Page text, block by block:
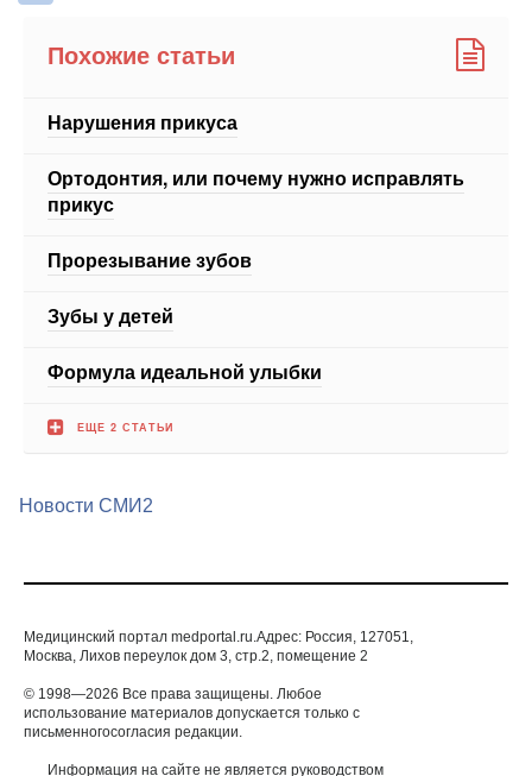
Нарушения прикуса
Ортодонтия, или почему нужно исправлять
прикус
Прорезывание зубов
Зубы у детей
Формула идеальной улыбки
Новости СМИ2
Москва, Лихов переулок дом 3, стр.2, помещение 2
использование материалов допускается только с
письменногосогласия редакции.
Информация на сайте не является руководством
по самолечению и представлена для
ознакомления. Команда сайта настоятельно